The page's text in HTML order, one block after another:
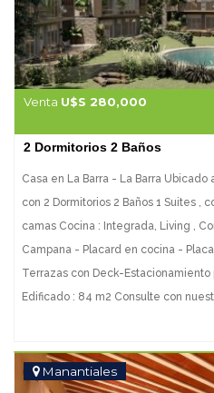
Venta U$S 280,000
2 Dormitorios 2 Baños
Casa en La Barra - La Barra
con 2 Dormitorios 2 Baños 1 Suites ,
camas Cocina : Integrada, Living ,
Campana - Placard en cocina -
Terrazas con Deck-Estacionamiento
Edificado : 84 m2 Consulte con
Manantiales